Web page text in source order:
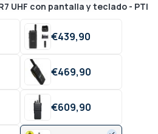
UHF con pantalla y teclado - PTI
€439,90
€469,90
€609,90